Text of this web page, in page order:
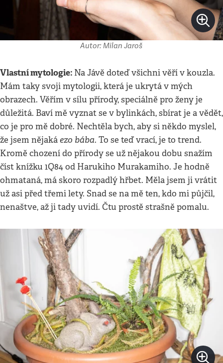
Autor: Milan Jaroš
Vlastní mytologie: Na Jávě doteď všichni věří v kouzla.
Mám taky svoji mytologii, která je ukrytá v mých
obrazech. Věřím v sílu přírody, speciálně pro ženy je
důležitá. Baví mě vyznat se v bylinkách, sbírat je a vědět,
co je pro mě dobré. Nechtěla bych, aby si někdo myslel,
že jsem nějakáezo bába. To se teď vrací, je to trend.
Kromě chození do přírody se už nějakou dobu snažím
číst knížku 1Q84 od Harukiho Murakamiho. Je hodně
ohmataná, má skoro rozpadlý hřbet. Měla jsem ji vrátit
už asi před třemi lety. Snad se na mě ten, kdo mi půjčil,
nenaštve, až ji tady uvidí. Čtu prostě strašně pomalu.